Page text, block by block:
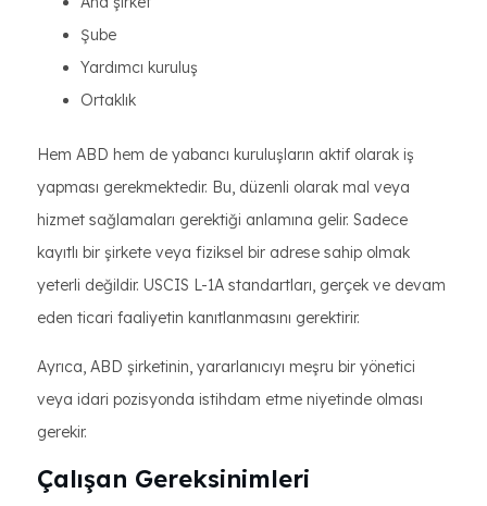
Şube
Yardımcı kuruluş
Ortaklık
Hem ABD hem de yabancı kuruluşların aktif olarak iş
yapması gerekmektedir. Bu, düzenli olarak mal veya
hizmet sağlamaları gerektiği anlamına gelir. Sadece
kayıtlı bir şirkete veya fiziksel bir adrese sahip olmak
yeterli değildir. USCIS L-1A standartları, gerçek ve devam
eden ticari faaliyetin kanıtlanmasını gerektirir.
Ayrıca, ABD şirketinin, yararlanıcıyı meşru bir yönetici
veya idari pozisyonda istihdam etme niyetinde olması
gerekir.
Çalışan Gereksinimleri